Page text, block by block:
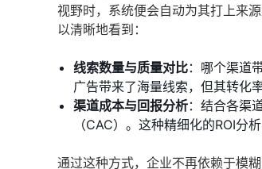
视野时，系统便会自动为其打上来
以清晰地看到：
线索数量与质量对比：哪个渠道
广告带来了海量线索，但其转化
渠道成本与回报分析：结合各渠
（CAC）。这种精细化的ROI分
通过这种方式，企业不再依赖于模